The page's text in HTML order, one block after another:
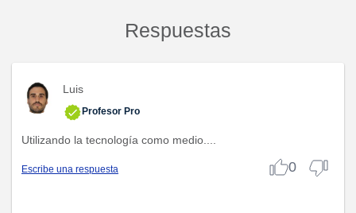
Respuestas
Luis
Profesor Pro
Utilizando la tecnología como medio....
Escribe una respuesta 0